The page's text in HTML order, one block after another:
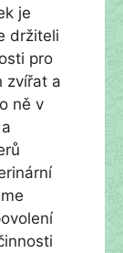
je
držiteli
pro
zvířat a
ně v